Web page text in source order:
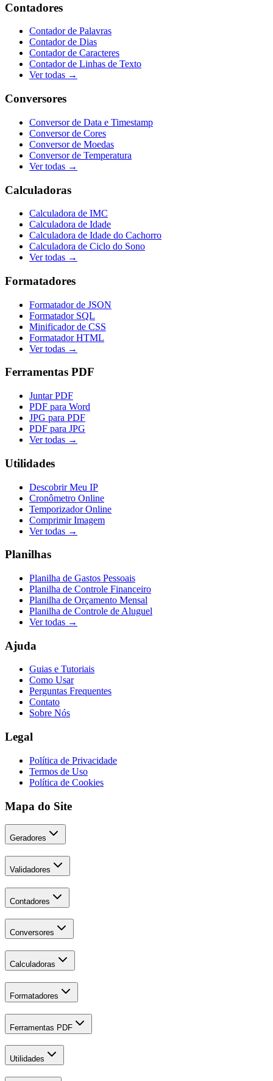
Contadores
Contador de Palavras
Contador de Dias
Contador de Caracteres
Contador de Linhas de Texto
Ver todas →
Conversores
Conversor de Data e Timestamp
Conversor de Cores
Conversor de Moedas
Conversor de Temperatura
Ver todas →
Calculadoras
Calculadora de IMC
Calculadora de Idade
Calculadora de Idade do Cachorro
Calculadora de Ciclo do Sono
Ver todas →
Formatadores
Formatador de JSON
Formatador SQL
Minificador de CSS
Formatador HTML
Ver todas →
Ferramentas PDF
Juntar PDF
PDF para Word
JPG para PDF
PDF para JPG
Ver todas →
Utilidades
Descobrir Meu IP
Cronômetro Online
Temporizador Online
Comprimir Imagem
Ver todas →
Planilhas
Planilha de Gastos Pessoais
Planilha de Controle Financeiro
Planilha de Orçamento Mensal
Planilha de Controle de Aluguel
Ver todas →
Ajuda
Guias e Tutoriais
Como Usar
Perguntas Frequentes
Contato
Sobre Nós
Legal
Política de Privacidade
Termos de Uso
Política de Cookies
Mapa do Site
Geradores
Validadores
Contadores
Conversores
Calculadoras
Formatadores
Ferramentas PDF
Utilidades